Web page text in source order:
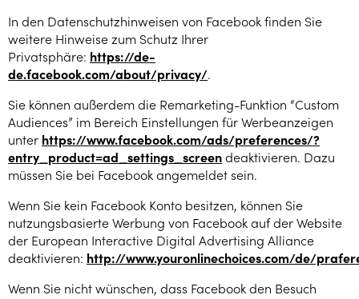
In den Datenschutzhinweisen von Facebook finden Sie
weitere Hinweise zum Schutz Ihrer
Privatsphäre: https://de-
de.facebook.com/about/privacy/.
Sie können außerdem die Remarketing-Funktion “Custom
Audiences” im Bereich Einstellungen für Werbeanzeigen
unter https://www.facebook.com/ads/preferences/?
entry_product=ad_settings_screendeaktivieren. Dazu
müssen Sie bei Facebook angemeldet sein.
Wenn Sie kein Facebook Konto besitzen, können Sie
nutzungsbasierte Werbung von Facebook auf der Website
der European Interactive Digital Advertising Alliance
deaktivieren: http://www.youronlinechoices.com/de/
Wenn Sie nicht wünschen, dass Facebook den Besuch